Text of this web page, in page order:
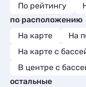
По рейтингу
по расположению
На карте
На
На карте с
В центре с
остальные